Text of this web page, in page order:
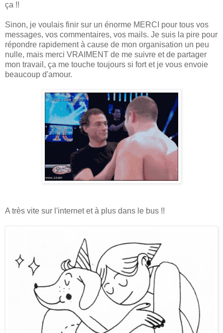
ça !!
Sinon, je voulais finir sur un énorme MERCI pour tous vos
messages, vos commentaires, vos mails. Je suis la pire pour
répondre rapidement à cause de mon organisation un peu
nulle, mais merci VRAIMENT de me suivre et de partager
mon travail, ça me touche toujours si fort et je vous envoie
beaucoup d'amour.
A très vite sur l'internet et à plus dans le bus !!